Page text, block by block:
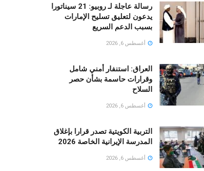
رسالة عاجلة لـ روبيو: 21 سيناتورا
يدعون لتعليق تسليح الإمارات
بسبب الدعم السريع
أغسطس 6, 2026
العراق: استنفار أمني شامل
وقرارات حاسمة بشأن حصر
السلاح
أغسطس 6, 2026
التربية الكويتية تصدر قرارا بإغلاق
المدرسة الإيرانية الخاصة 2026
أغسطس 6, 2026